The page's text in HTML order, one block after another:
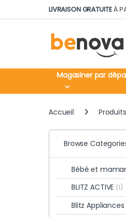
Skip to navigation
Skip to contentLIVRAISON GRATUITEÀ
Magasiner par
Accueil
Browse
Bébé et
BLITZ ACTIVE (1)
Blitz Appliances